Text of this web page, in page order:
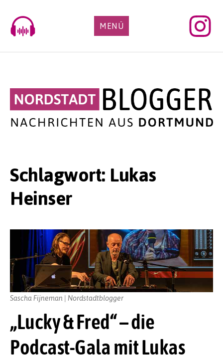
content
MENÜ
Schlagwort: Lukas
Heinser
„Lucky & Fred“ – die
Podcast-Gala mit Lukas
Sascha Fijneman | Nordstadtblogger